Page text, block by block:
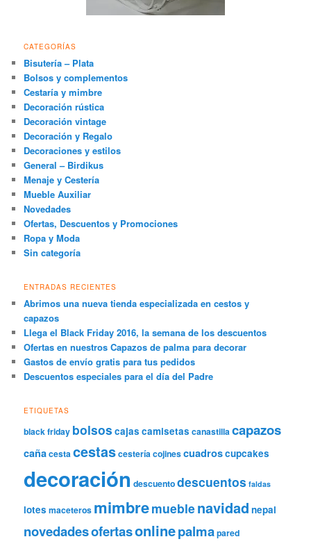
CATEGORÍAS
Bisutería – Plata
Bolsos y complementos
Cestaría y mimbre
Decoración rústica
Decoración vintage
Decoración y Regalo
Decoraciones y estilos
General – Birdikus
Menaje y Cestería
Mueble Auxiliar
Novedades
Ofertas, Descuentos y Promociones
Ropa y Moda
Sin categoría
ENTRADAS RECIENTES
Abrimos una nueva tienda especializada en cestos y
capazos
Llega el Black Friday 2016, la semana de los descuentos
Ofertas en nuestros Capazos de palma para decorar
Gastos de envío gratis para tus pedidos
Descuentos especiales para el día del Padre
ETIQUETAS
black friday bolsos cajas camisetas canastillacapazos
cañacestacestascesteríacojinescuadroscupcakes
decoración descuentodescuentos faldas
lotes maceteros mimbremueblenavidad nepal
novedadesofertasonlinepalmapared